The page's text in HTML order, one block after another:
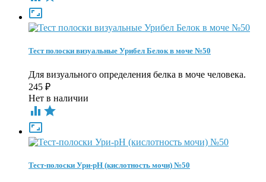

Тест полоски визуальные Урибел Белок в моче №50
Для визуального определения белка в моче человека.
245 ₽
Нет в наличии
 

Тест-полоски Ури-pH (кислотность мочи) №50